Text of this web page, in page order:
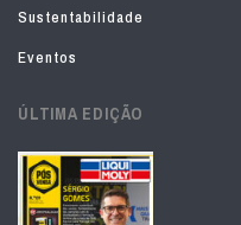
Sustentabilidade
Eventos
ÚLTIMA EDIÇÃO